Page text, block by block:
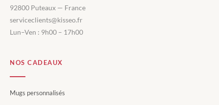
92800 Puteaux — France
serviceclients@kisseo.fr
Lun–Ven : 9h00 – 17h00
NOS CADEAUX
Mugs personnalisés